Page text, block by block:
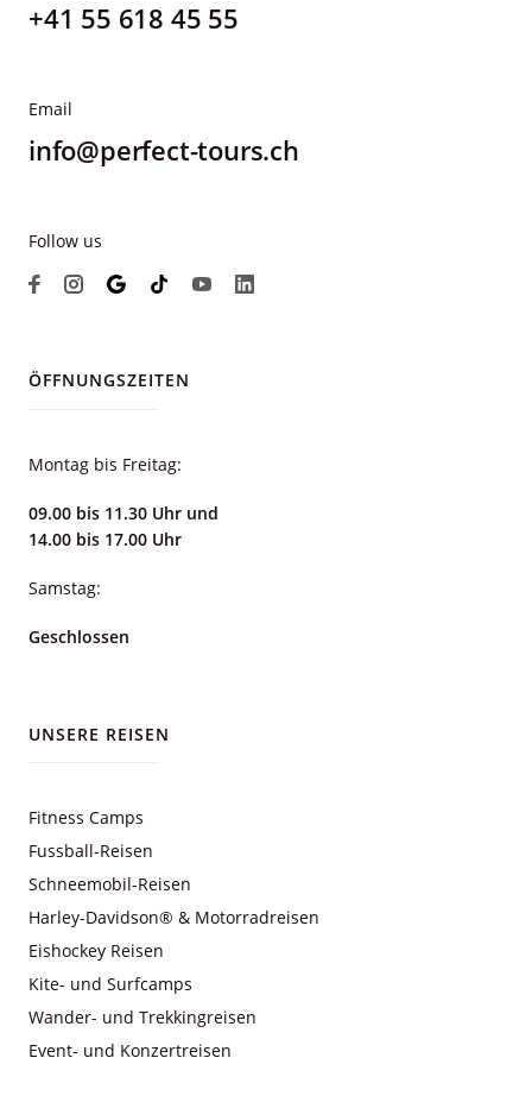
+41 55 618 45 55
Email
info@perfect-tours.ch
Follow us
ÖFFNUNGSZEITEN
Montag bis Freitag:
09.00 bis 11.30 Uhr und
14.00 bis 17.00 Uhr
Samstag:
Geschlossen
UNSERE REISEN
Fitness Camps
Fussball-Reisen
Schneemobil-Reisen
Harley-Davidson® & Motorradreisen
Eishockey Reisen
Kite- und Surfcamps
Wander- und Trekkingreisen
Event- und Konzertreisen